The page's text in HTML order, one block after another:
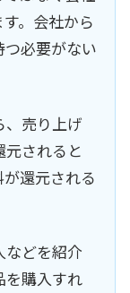
。会社から
必要がない
売り上げ
されると
還元される
どを紹介
を購入すれ